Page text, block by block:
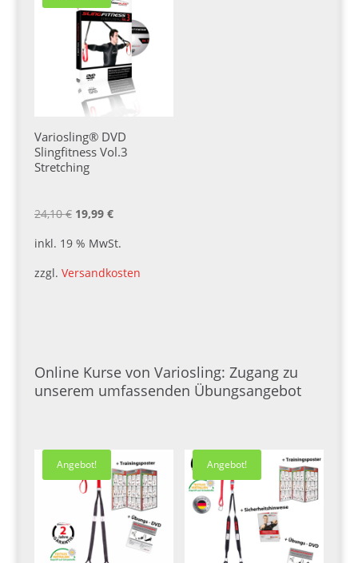
Variosling® DVD
Slingfitness Vol.3
Stretching
24,10€ Ursprünglicher
24,10 €
19,99 €Aktueller
19,99 €.
inkl. 19 % MwSt.
zzgl. Versandkosten
Online Kurse von Variosling: Zugang zu
unserem umfassenden Übungsangebot
Angebot! Angebot!